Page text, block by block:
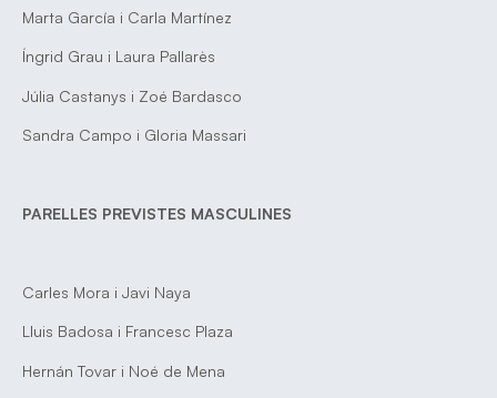
Marta García i Carla Martínez
Íngrid Grau i Laura Pallarès
Júlia Castanys i Zoé Bardasco
Sandra Campo i Gloria Massari
PARELLES PREVISTES MASCULINES
Carles Mora i Javi Naya
Lluis Badosa i Francesc Plaza
Hernán Tovar i Noé de Mena